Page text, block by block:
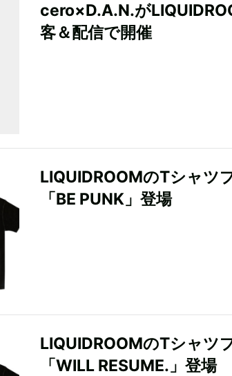
cero×D.A.N.が
客＆配信で開催
LIQUIDROOMのTシャツ
「BE PUNK」登場
LIQUIDROOMのTシャツ
「WILL RESUME.」登場